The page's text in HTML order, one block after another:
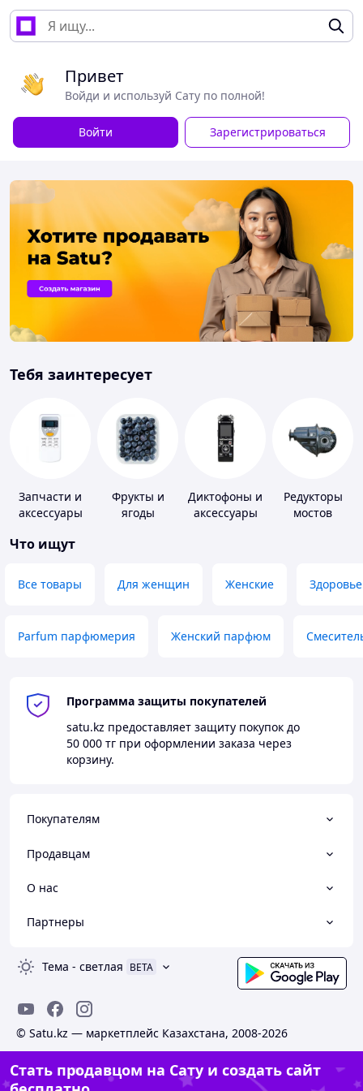
Привет
Войди и используй Сату по полной!
Войти Зарегистрироваться
Тебя заинтересует
Запчасти и
аксессуары
кондиционеров
Фрукты и
ягоды
Диктофоны и
аксессуары
Редукторы
мостов
Что ищут
Все товары Для женщин Женские Здоровье
Parfum парфюмерия Женский парфюм
Программа защиты покупателей
satu.kz предоставляет защиту покупок до
50 000 тг при оформлении заказа через
корзину.
Покупателям
Продавцам
О нас
Партнеры
Тема - светлая BETA
© Satu.kz — маркетплейс Казахстана, 2008-2026
Стать продавцом на Сату и создать сайт